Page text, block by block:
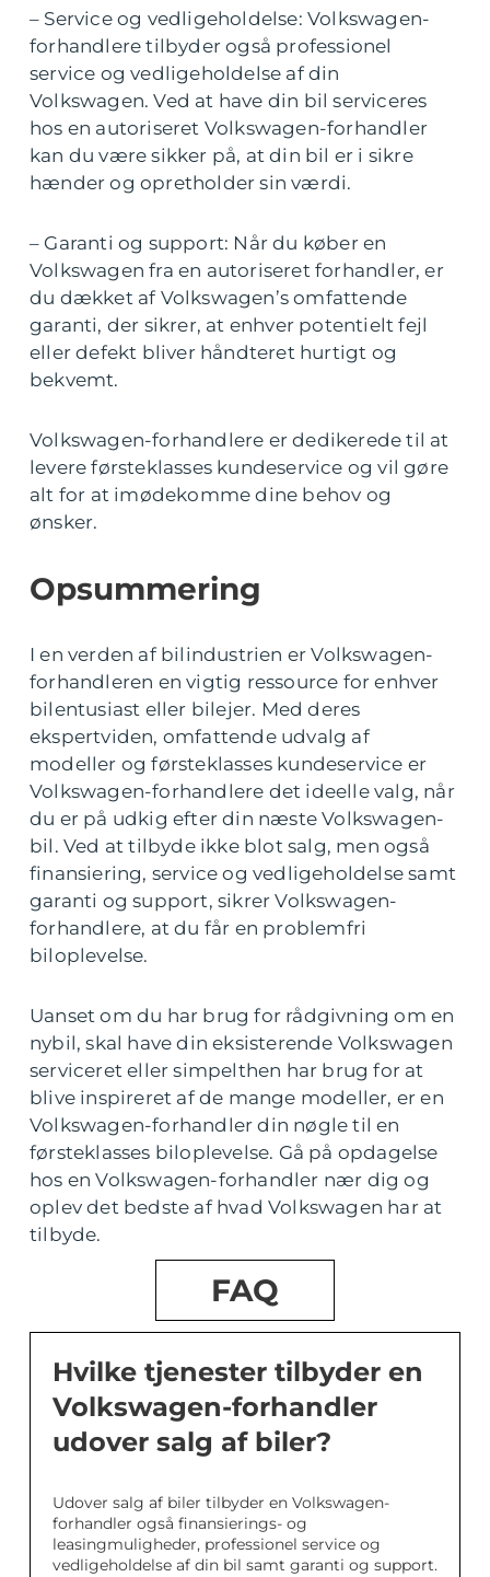
– Service og vedligeholdelse: Volkswagen-
forhandlere tilbyder også professionel
service og vedligeholdelse af din
Volkswagen. Ved at have din bil serviceres
hos en autoriseret Volkswagen-forhandler
kan du være sikker på, at din bil er i sikre
hænder og opretholder sin værdi.
– Garanti og support: Når du køber en
Volkswagen fra en autoriseret forhandler, er
du dækket af Volkswagen’s omfattende
garanti, der sikrer, at enhver potentielt fejl
eller defekt bliver håndteret hurtigt og
bekvemt.
Volkswagen-forhandlere er dedikerede til at
levere førsteklasses kundeservice og vil gøre
alt for at imødekomme dine behov og
ønsker.
Opsummering
I en verden af bilindustrien er Volkswagen-
forhandleren en vigtig ressource for enhver
bilentusiast eller bilejer. Med deres
ekspertviden, omfattende udvalg af
modeller og førsteklasses kundeservice er
Volkswagen-forhandlere det ideelle valg, når
du er på udkig efter din næste Volkswagen-
bil. Ved at tilbyde ikke blot salg, men også
finansiering, service og vedligeholdelse samt
garanti og support, sikrer Volkswagen-
forhandlere, at du får en problemfri
biloplevelse.
Uanset om du har brug for rådgivning om en
nybil, skal have din eksisterende Volkswagen
serviceret eller simpelthen har brug for at
blive inspireret af de mange modeller, er en
Volkswagen-forhandler din nøgle til en
førsteklasses biloplevelse. Gå på opdagelse
hos en Volkswagen-forhandler nær dig og
oplev det bedste af hvad Volkswagen har at
tilbyde.
FAQ
Hvilke tjenester tilbyder en
Volkswagen-forhandler
udover salg af biler?
Udover salg af biler tilbyder en Volkswagen-
forhandler også finansierings- og
leasingmuligheder, professionel service og
vedligeholdelse af din bil samt garanti og support.